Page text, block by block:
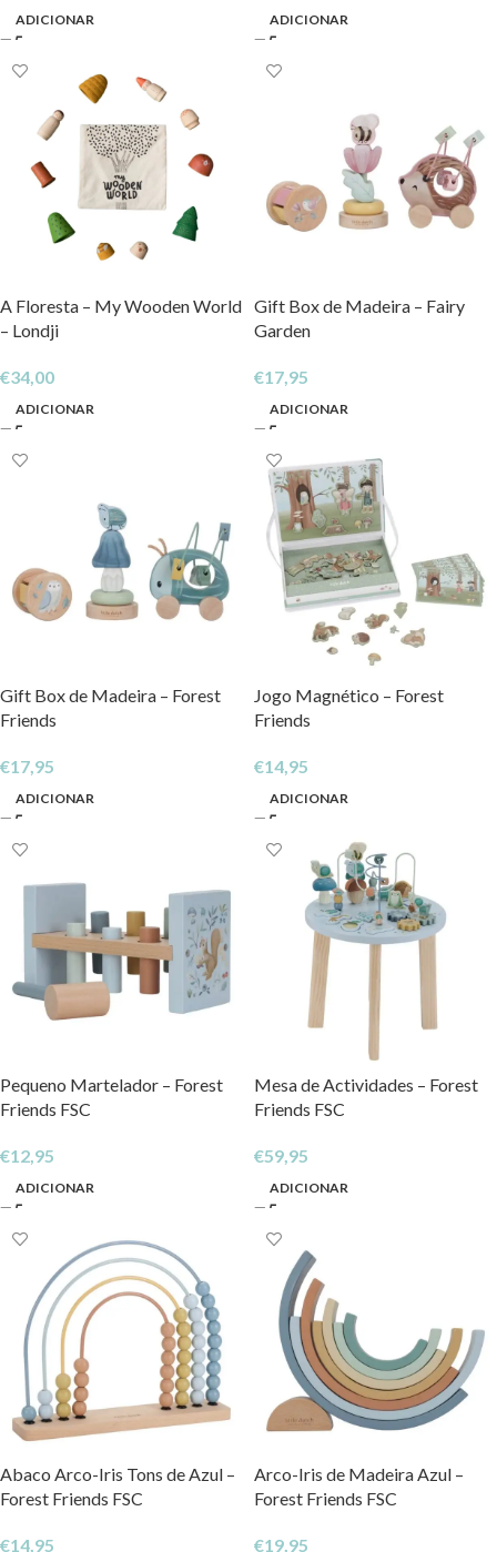
ADICIONAR ADICIONAR
A Floresta – My Wooden World
– Londji
€34,00
ADICIONAR
Gift Box de Madeira – Fairy
Garden
€17,95
ADICIONAR
Gift Box de Madeira – Forest
Friends
€17,95
ADICIONAR
Jogo Magnético – Forest
Friends
€14,95
ADICIONAR
Pequeno Martelador – Forest
Friends FSC
€12,95
ADICIONAR
Mesa de Actividades – Forest
Friends FSC
€59,95
ADICIONAR
Abaco Arco-Iris Tons de Azul –
Forest Friends FSC
€14,95
Arco-Iris de Madeira Azul –
Forest Friends FSC
€19,95